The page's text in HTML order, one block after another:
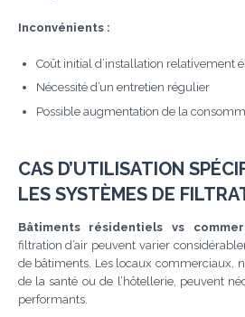
Inconvénients :
Coût initial d’installation relativement
Nécessité d’un entretien régulier
Possible augmentation de la
CAS D’UTILISATION
LES SYSTÈMES DE
Bâtiments résidentiels vs
filtration d’air peuvent varier
de bâtiments. Les locaux commerciaux,
de la santé ou de l’hôtellerie, peuvent
performants.